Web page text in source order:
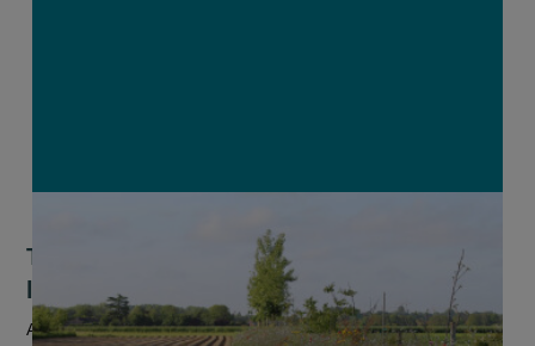
Tussen akker en bos groeit een nieuw
landbouwmodel in Vlaams-Brabant
Al ruim vijf jaar lang wordt in Herent op een demoperceel van